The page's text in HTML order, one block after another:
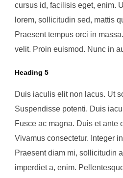
cursus id, facilisis eget, enim.
lorem, sollicitudin sed, mattis
Praesent tempus orci in
velit. Proin euismod. Nunc in
Heading 5
Duis iaculis elit non lacus. Ut
Suspendisse potenti. Duis
Fusce ac magna. Duis et ante
Vivamus consectetur. Integer
Praesent diam mi, sollicitudin
imperdiet a, enim.